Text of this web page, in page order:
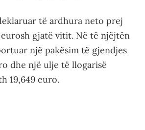
të ardhura neto prej
eurosh gjatë vitit. Në të njëjtën
një pakësim të gjendjes
dhe një ulje të llogarisë
19,649 euro.